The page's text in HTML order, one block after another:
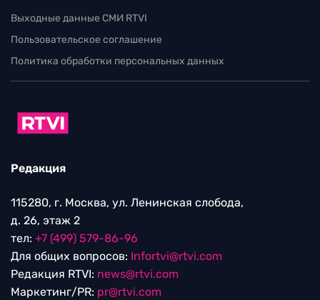
Выходные данные СМИ RTVI
Пользовательское соглашение
Политика обработки персональных данных
Редакция
115280, г. Москва, ул. Ленинская слобода,
д. 26, этаж 2
тел: +7 (499) 579-86-96
Для общих вопросов: Infortvi@rtvi.com
Редакция RTVI: news@rtvi.com
Маркетинг/PR: pr@rtvi.com